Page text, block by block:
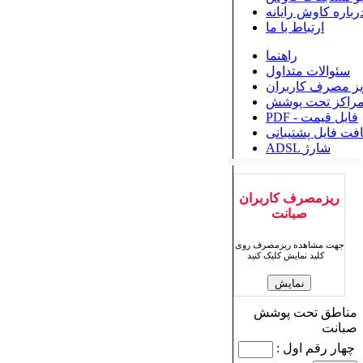
کاوش رایانه
ارتباط با ما
راهنما
سئوالات متداول
مصرف کاربران
مراکز تحت پوشش
PDF - فایل قیمت
فایل پشتیبانی
ADSL شارژ
ریزمصرف کاربران
صبانت
جهت مشاهده ریزمصرف روی
کلید نمایش کلیک کنید
مناطق تحت پوشش
صبانت
چهار رقم اول :